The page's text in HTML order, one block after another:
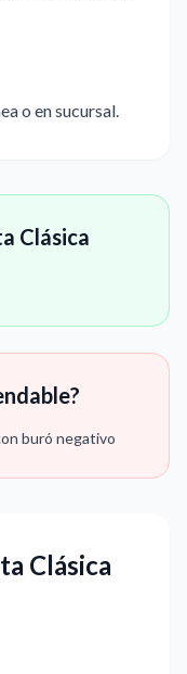
o en sucursal.
Clásica
buró negativo
Clásica